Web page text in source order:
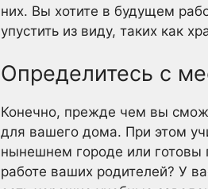
них. Вы хотите в будущем
упустить из виду, таких как
Определитесь с
Конечно, прежде чем вы
для вашего дома. При этом
нынешнем городе или готовы
работе ваших родителей? У